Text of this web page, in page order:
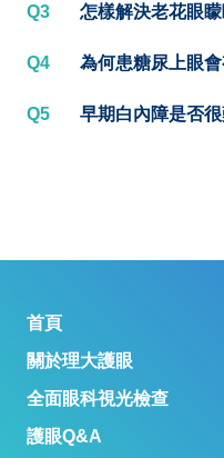
Q3 怎樣解決老花眼
Q4 為何患糖尿上眼
Q5 早期白內障是否很
首頁
關於理大護眼
全面眼科視光檢查
護眼Q&A